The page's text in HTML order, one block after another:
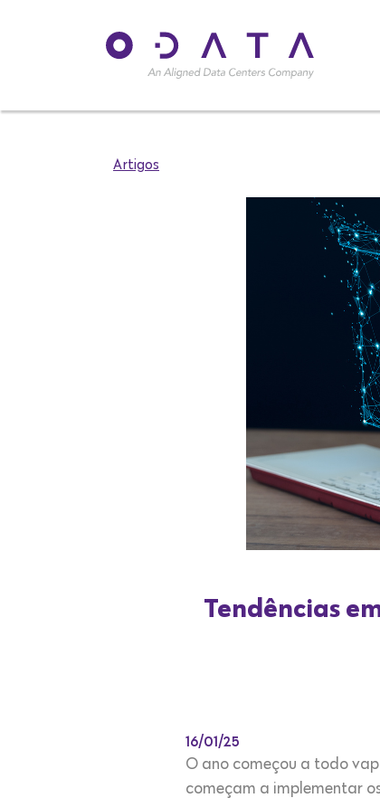
Artigos
Tendências
16/01/25
O ano começou a todo
começam a implementar